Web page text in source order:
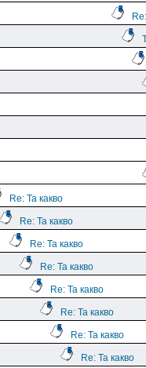
Re: Та какво
Re: Та какво
Re: Та какво
Re: Та какво
Re: Та какво
Re: Та какво
Re: Та какво
Re: Та какво